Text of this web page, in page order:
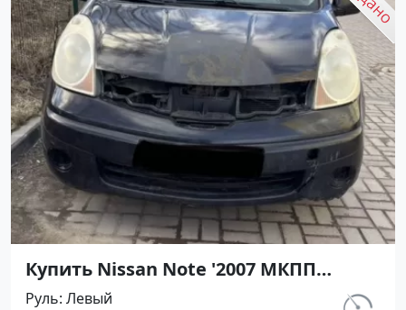
Купить Nissan Note '2007 МКПП
(1400/88 л.с.) Бензин инжектор
Руль Левый